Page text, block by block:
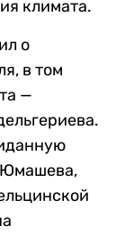
климата.
о
в том
—
Юмашева,